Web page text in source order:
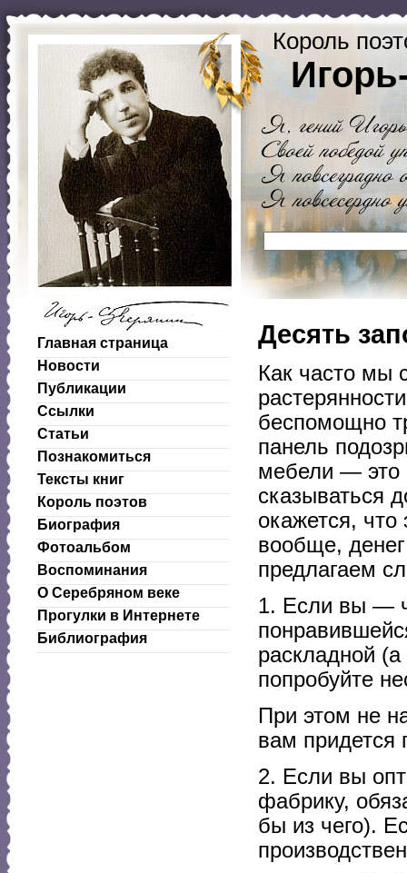
Король
Главная страница
Новости
Публикации
Ссылки
Статьи
Познакомиться
Тексты книг
Король поэтов
Биография
Фотоальбом
Воспоминания
О Серебряном веке
Прогулки в Интернете
Библиография
Десять
Как часто мы
беспомощно
панель
мебели — это
сказываться
окажется,
вообще,
предлагаем
1. Если вы —
раскладной
попробуйте
При этом не
вам придется
2. Если вы
фабрику,
бы из чего).